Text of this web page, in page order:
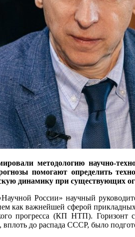
методологию научно-
помогают определить
динамику при существующих
России» научный
как важнейшей сферой
прогресса (КП НТП).
вплоть до распада СССР, было